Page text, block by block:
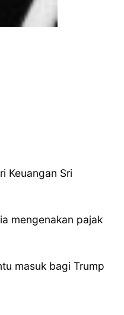
Keuangan Sri
mengenakan pajak
masuk bagi Trump